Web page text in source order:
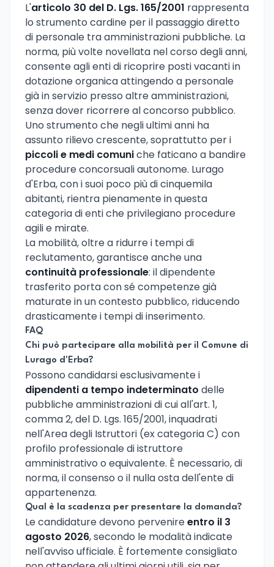
L'articolo 30 del D. Lgs. 165/2001 rappresenta
lo strumento cardine per il passaggio diretto
di personale tra amministrazioni pubbliche. La
norma, più volte novellata nel corso degli anni,
consente agli enti di ricoprire posti vacanti in
dotazione organica attingendo a personale
già in servizio presso altre amministrazioni,
senza dover ricorrere al concorso pubblico.
Uno strumento che negli ultimi anni ha
assunto rilievo crescente, soprattutto per i
piccoli e medi comuniche faticano a bandire
procedure concorsuali autonome. Lurago
d'Erba, con i suoi poco più di cinquemila
abitanti, rientra pienamente in questa
categoria di enti che privilegiano procedure
agili e mirate.
La mobilità, oltre a ridurre i tempi di
reclutamento, garantisce anche una
continuità professionale: il dipendente
trasferito porta con sé competenze già
maturate in un contesto pubblico, riducendo
drasticamente i tempi di inserimento.
FAQ
Chi può partecipare alla mobilità per il Comune di
Lurago d'Erba?
Possono candidarsi esclusivamente i
dipendenti a tempo indeterminato delle
pubbliche amministrazioni di cui all'art. 1,
comma 2, del D. Lgs. 165/2001, inquadrati
nell'Area degli Istruttori (ex categoria C) con
profilo professionale di istruttore
amministrativo o equivalente. È necessario, di
norma, il consenso o il nulla osta dell'ente di
appartenenza.
Qual è la scadenza per presentare la domanda?
Le candidature devono pervenireentro il 3
agosto 2026, secondo le modalità indicate
nell'avviso ufficiale. È fortemente consigliato